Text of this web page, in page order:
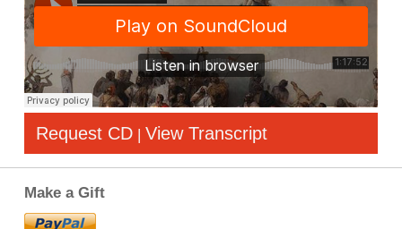
Request CD | View Transcript
Make a Gift